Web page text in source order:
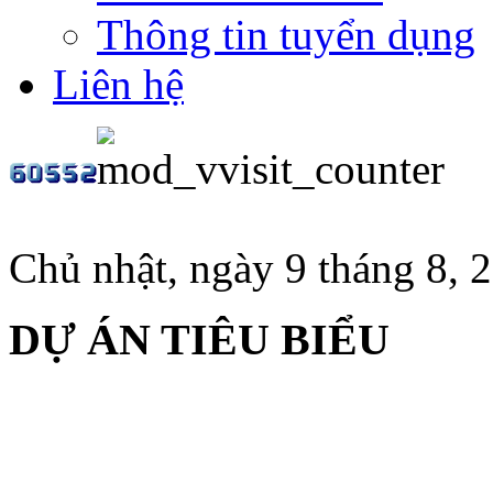
Thông tin tuyển dụng
Liên hệ
Chủ nhật, ngày 9 tháng 8,
DỰ ÁN TIÊU BIỂU